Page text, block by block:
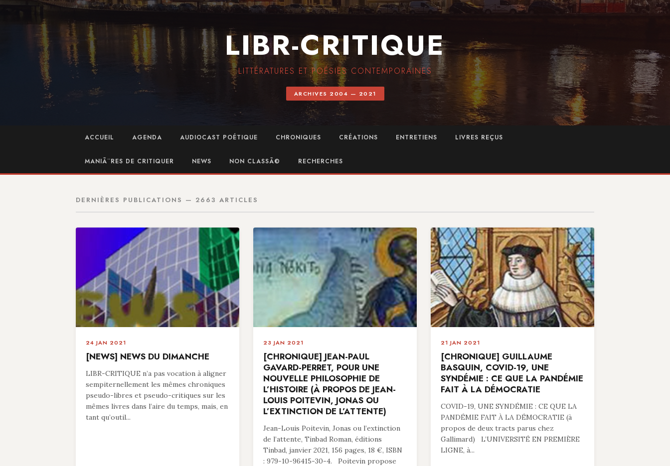
LIBR-CRITIQUE
LITTÉRATURES ET POÉSIES CONTEMPORAINES
ARCHIVES 2004 — 2021
ACCUEIL AGENDA AUDIOCAST POÉTIQUE CHRONIQUES CRÉATIONS ENTRETIENS LIVRES REÇUS
MANIÃ¨RES DE CRITIQUER NEWS NON CLASSÃ© RECHERCHES
DERNIÈRES PUBLICATIONS — 2663 ARTICLES
24 JAN 2021
[NEWS] NEWS DU DIMANCHE
LIBR-CRITIQUE n’a pas vocation à aligner
sempiternellement les mêmes chroniques
pseudo-libres et pseudo-critiques sur les
mêmes livres dans l’aire du temps, mais, en
tant qu’outil...
23 JAN 2021
[CHRONIQUE] JEAN-PAUL
GAVARD-PERRET, POUR UNE
NOUVELLE PHILOSOPHIE DE
L’HISTOIRE (À PROPOS DE JEAN-
LOUIS POITEVIN, JONAS OU
L’EXTINCTION DE L’ATTENTE)
Jean-Louis Poitevin, Jonas ou l’extinction
de l’attente, Tinbad Roman, éditions
Tinbad, janvier 2021, 156 pages, 18 €, ISBN
: 979-10-96415-30-4. Poitevin propose
21 JAN 2021
[CHRONIQUE] GUILLAUME
BASQUIN, COVID-19, UNE
SYNDÉMIE : CE QUE LA PANDÉMIE
FAIT À LA DÉMOCRATIE
COVID-19, UNE SYNDÉMIE : CE QUE LA
PANDÉMIE FAIT À LA DÉMOCRATIE (à
propos de deux tracts parus chez
Gallimard) L’UNIVERSITÉ EN PREMIÈRE
LIGNE, à...